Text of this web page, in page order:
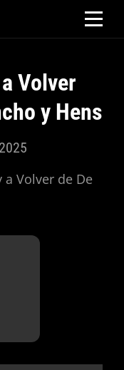
Volver
y Hens
a Volver de De